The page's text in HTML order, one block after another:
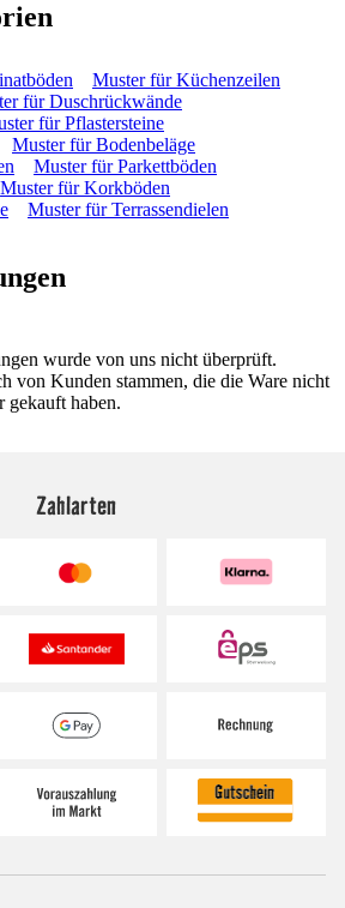
Muster für Küchenzeilen
für Duschrückwände
für Pflastersteine
Muster für Bodenbeläge
Muster für Parkettböden
Muster für Korkböden
Muster für Terrassendielen
wurde von uns nicht überprüft.
von Kunden stammen, die die Ware nicht
gekauft haben.
Zahlarten